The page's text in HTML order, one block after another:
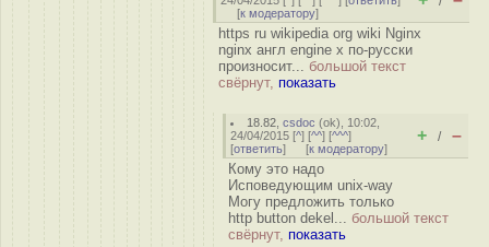
[к модератору]
https ru wikipedia org wiki Nginx
nginx англ engine x по-русски
произносит... большой текст
свёрнут, показать
18.82 ,csdoc (ok), 10:02,
24/04/2015 [^] [^^] [^^^]
[ответить] [к модератору]
+ / –
Кому это надо
Исповедующим unix-way
Могу предложить только
http button dekel... большой текст
свёрнут, показать